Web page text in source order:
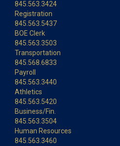
845.563.3424
Registration
845.563.5437
BOE Clerk
845.563.3503
Transportation
845.568.6833
Payroll
845.563.3440
Athletics
845.563.5420
Business/Fin.
845.563.3504
Human Resources
845.563.3460